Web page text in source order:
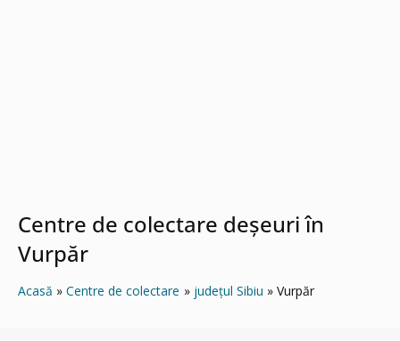
Centre de colectare deșeuri în
Vurpăr
Acasă Centre de colectare județul Sibiu Vurpăr